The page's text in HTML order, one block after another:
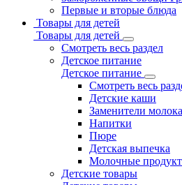
Первые и вторые блюда
Товары для детей
Товары для детей
Смотреть весь раздел
Детское питание
Детское питание
Смотреть весь
Детские каши
Заменители молока
Напитки
Пюре
Детская выпечка
Молочные
Детские товары